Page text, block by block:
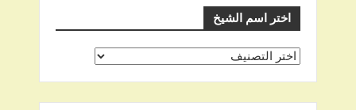
اختر اسم الشيخ
اختر